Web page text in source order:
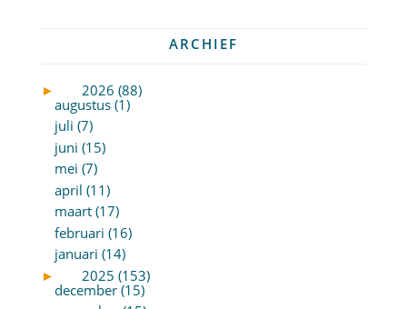
ARCHIEF
►
2026 (88)
augustus (1)
juli (7)
juni (15)
mei (7)
april (11)
maart (17)
februari (16)
januari (14)
►
2025 (153)
december (15)